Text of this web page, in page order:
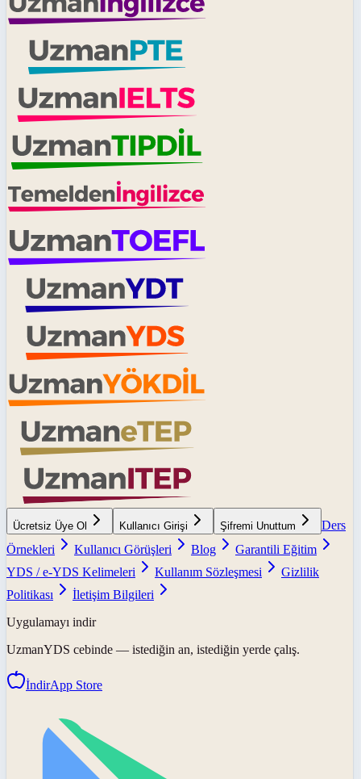
Ücretsiz Üye Ol Kullanıcı Girişi Şifremi Unuttum
Ders
Örnekleri
Kullanıcı Görüşleri Blog
Garantili Eğitim
YDS / e-YDS Kelimeleri
Kullanım Sözleşmesi
Gizlilik
Politikası
İletişim Bilgileri
Uygulamayı indir
UzmanYDS cebinde — istediğin an, istediğin yerde çalış.
İndirApp Store